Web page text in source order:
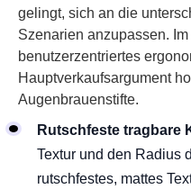
gelingt, sich an die
Szenarien anzupassen.
benutzerzentriertes
Hauptverkaufsargument
Augenbrauenstifte.
Rutschfeste tragbare
Textur und den Radius
rutschfestes, mattes